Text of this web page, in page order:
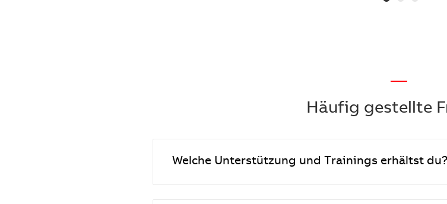
—
Häufig gestellte
Welche Unterstützung und Trainings erhältst du?